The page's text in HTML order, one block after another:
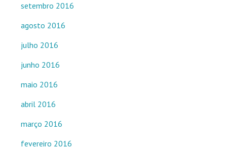
setembro 2016
agosto 2016
julho 2016
junho 2016
maio 2016
abril 2016
março 2016
fevereiro 2016